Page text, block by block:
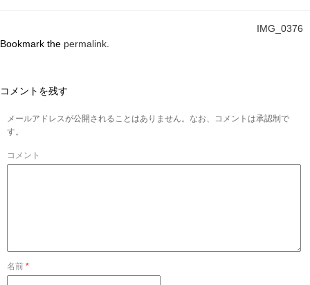
IMG_0376
Bookmark the permalink.
コメントを残す
メールアドレスが公開されることはありません。なお、コメントは承認制で
す。
コメント
名前 *